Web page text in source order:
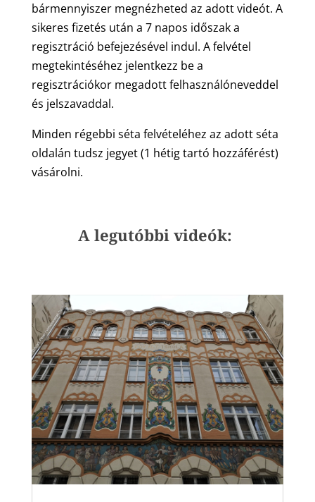
bármennyiszer megnézheted az adott videót. A
sikeres fizetés után a 7 napos időszak a
regisztráció befejezésével indul. A felvétel
megtekintéséhez jelentkezz be a
regisztrációkor megadott felhasználóneveddel
és jelszavaddal.
Minden régebbi séta felvételéhez az adott séta
oldalán tudsz jegyet (1 hétig tartó hozzáférést)
vásárolni.
A legutóbbi videók: